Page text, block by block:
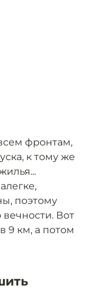
фронтам,
к тому же
поэтому
Вот
9 км, а потом